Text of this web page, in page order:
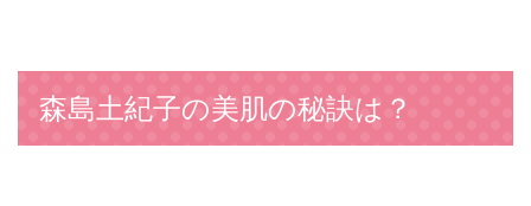
森島土紀子の美肌の秘訣は？